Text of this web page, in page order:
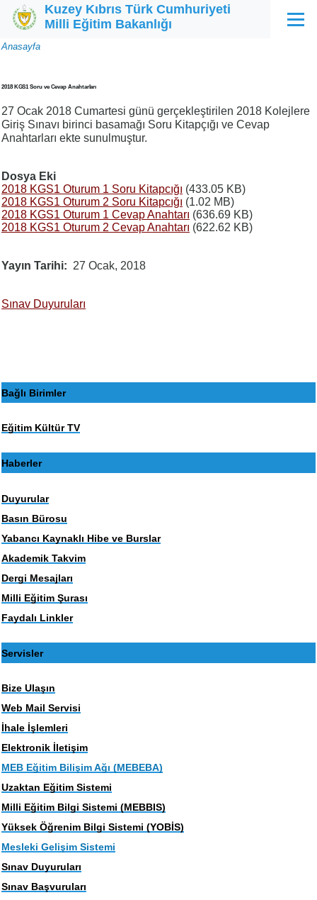
Ana içeriğe atla
Kuzey Kıbrıs Türk Cumhuriyeti
Milli Eğitim Bakanlığı
Menü
Sayfa
Anasayfa
2018 KGS1 Soru ve Cevap Anahtarları
27 Ocak 2018 Cumartesi günü gerçekleştirilen 2018 Kolejlere
Giriş Sınavı birinci basamağı Soru Kitapçığı ve Cevap
Anahtarları ekte sunulmuştur.
Dosya Eki
2018 KGS1 Oturum 1 Soru Kitapcığı (433.05 KB)
2018 KGS1 Oturum 2 Soru Kitapcığı (1.02 MB)
2018 KGS1 Oturum 1 Cevap Anahtarı (636.69 KB)
2018 KGS1 Oturum 2 Cevap Anahtarı (622.62 KB)
Yayın Tarihi 27 Ocak, 2018
Sınav Duyuruları
Bağlı Birimler
Eğitim Kültür TV
Haberler
Duyurular
Basın Bürosu
Yabancı Kaynaklı Hibe ve Burslar
Akademik Takvim
Dergi Mesajları
Milli Eğitim Şurası
Faydalı Linkler
Servisler
Bize Ulaşın
Web Mail Servisi
İhale İşlemleri
Elektronik İletişim
MEB Eğitim Bilişim Ağı (MEBEBA)
Uzaktan Eğitim Sistemi
Milli Eğitim Bilgi Sistemi (MEBBIS)
Yüksek Öğrenim Bilgi Sistemi (YOBİS)
Mesleki Gelişim Sistemi
Sınav Duyuruları
Sınav Başvuruları